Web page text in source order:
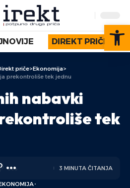
DIREKT PRIČE
priče>Ekonomija>
prekontroliše tek jednu
nabavki
tek
3 MINUTA ČITANJA